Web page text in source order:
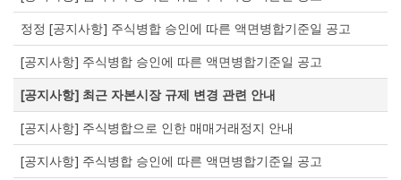
정정 [공지사항] 주식병합 승인에 따른 액면병합기준일 공고
[공지사항] 주식병합 승인에 따른 액면병합기준일 공고
[공지사항] 최근 자본시장 규제 변경 관련 안내
[공지사항] 주식병합으로 인한 매매거래정지 안내
[공지사항] 주식병합 승인에 따른 액면병합기준일 공고